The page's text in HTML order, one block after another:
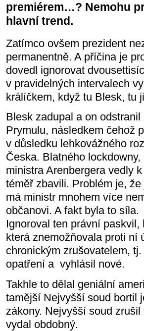
premiérem…? Nemohu
hlavní trend.
Zatímco ovšem prezident
permanentně. A příčina je
dovedl ignorovat
v pravidelných intervalech
králíčkem, když tu Blesk, tu
Blesk zadupal a on
Prymulu, následkem čehož
v důsledku lehkovážného
Česka. Blatného
ministra Arenbergera vedly
téměř zbavili. Problém je,
má ministr mnohem více
občanovi. A fakt byla to
Ignoroval ten právní
která znemožňovala proti ní
chronickým zrušovatelem,
opatření a vyhlásil nové.
Takhle to dělal geniální
tamější Nejvyšší soud bortil
zákony. Nejvyšší soud
vydal obdobný.